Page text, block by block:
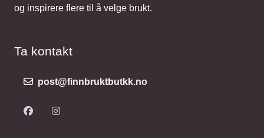
og inspirere flere til å velge brukt.
Ta kontakt
post@finnbruktbutkk.no